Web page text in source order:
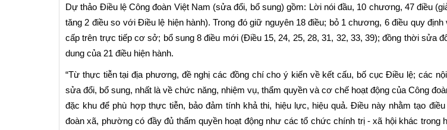
Dự thảo Điều lệ Công đoàn Việt Nam (sửa đổi, bổ sung) gồm: Lời nói đầu, 10 chương, 47 điều
tăng 2 điều so với Điều lệ hiện hành). Trong đó giữ nguyên 18 điều; bỏ 1 chương, 6 điều quy định
cấp trên trực tiếp cơ sở; bổ sung 8 điều mới (Điều 15, 24, 25, 28, 31, 32, 33, 39); đồng thời sửa
dung của 21 điều hiện hành.
“Từ thực tiễn tại địa phương, đề nghị các đồng chí cho ý kiến về kết cấu, bố cục Điều lệ; các
sửa đổi, bổ sung, nhất là về chức năng, nhiệm vụ, thẩm quyền và cơ chế hoạt động của Công
đặc khu để phù hợp thực tiễn, bảo đảm tính khả thi, hiệu lực, hiệu quả. Điều này nhằm tạo
đoàn xã, phường có đầy đủ thẩm quyền hoạt động như các tổ chức chính trị - xã hội khác trong